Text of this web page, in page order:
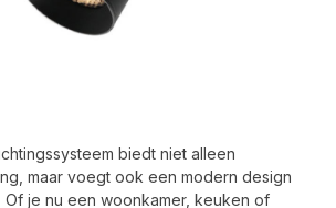
biedt niet alleen
maar voegt ook een modern design
Of je nu een woonkamer, keuken of